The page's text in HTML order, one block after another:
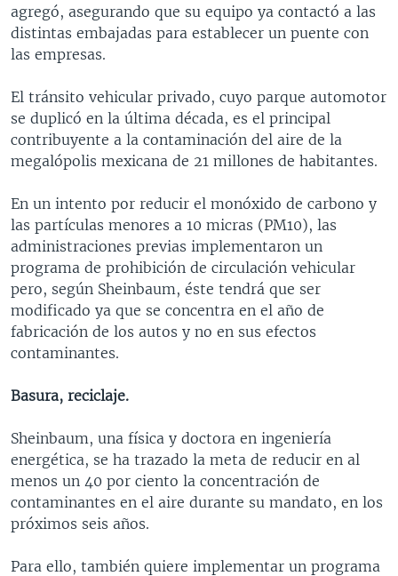
agregó, asegurando que su equipo ya contactó a las
distintas embajadas para establecer un puente con
las empresas.
El tránsito vehicular privado, cuyo parque automotor
se duplicó en la última década, es el principal
contribuyente a la contaminación del aire de la
megalópolis mexicana de 21 millones de habitantes.
En un intento por reducir el monóxido de carbono y
las partículas menores a 10 micras (PM10), las
administraciones previas implementaron un
programa de prohibición de circulación vehicular
pero, según Sheinbaum, éste tendrá que ser
modificado ya que se concentra en el año de
fabricación de los autos y no en sus efectos
contaminantes.
Basura, reciclaje.
Sheinbaum, una física y doctora en ingeniería
energética, se ha trazado la meta de reducir en al
menos un 40 por ciento la concentración de
contaminantes en el aire durante su mandato, en los
próximos seis años.
Para ello, también quiere implementar un programa